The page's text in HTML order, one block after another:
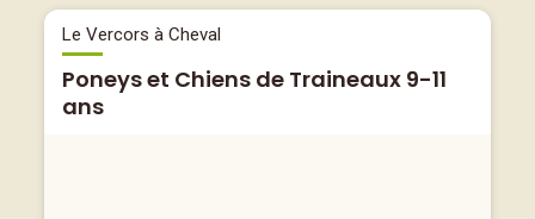
Le Vercors à Cheval
Poneys et Chiens de Traineaux 9-11
ans